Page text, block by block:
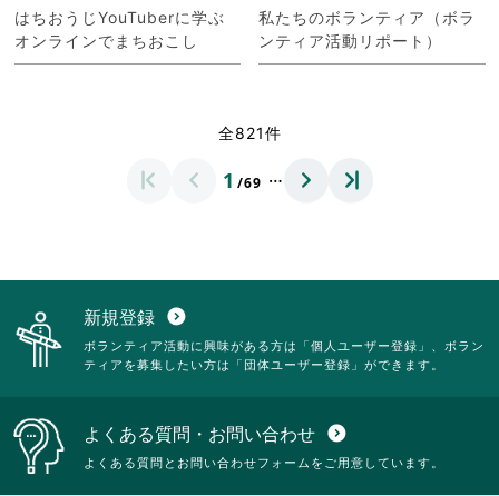
はちおうじYouTuberに学ぶ
オンラインでまちおこし
私たちのボランティア（ボラ
ンティア活動リポート）
全821件
1 /69 …
新規登録 expand_circle_down
ボランティア活動に興味がある方は「個人ユーザー登録」、ボラン
ティアを募集したい方は「団体ユーザー登録」ができます。
よくある質問・お問い合わせ expand_circle_down
よくある質問とお問い合わせフォームをご用意しています。